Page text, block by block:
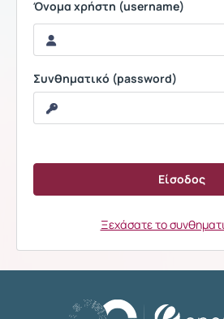
Όνομα χρήστη (username)
Συνθηματικό (password)
Ξεχάσατε το